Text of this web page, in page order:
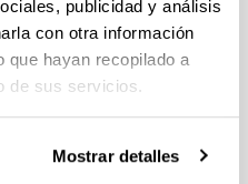
publicidad y análisis
con otra información
que hayan recopilado a
de sus servicios.
Mostrar detalles
la tradición
surgido de la
de sidra, de